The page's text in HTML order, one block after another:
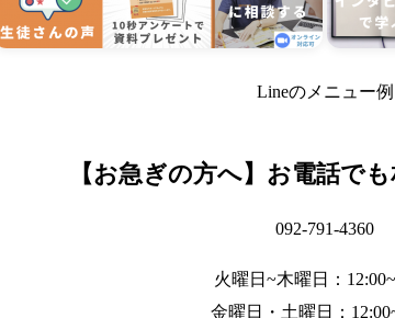
Lineのメニュー例
【お急ぎの方へ】お電話で
092-791-4360
火曜日~木曜日：
金曜日・土曜日：